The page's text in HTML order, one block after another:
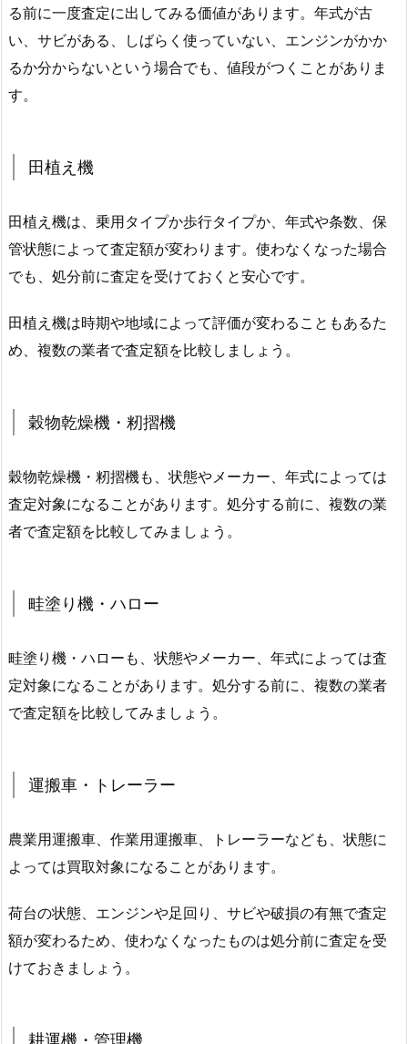
る前に一度査定に出してみる価値があります。年式が古
い、サビがある、しばらく使っていない、エンジンがかか
るか分からないという場合でも、値段がつくことがありま
す。
田植え機
田植え機は、乗用タイプか歩行タイプか、年式や条数、保
管状態によって査定額が変わります。使わなくなった場合
でも、処分前に査定を受けておくと安心です。
田植え機は時期や地域によって評価が変わることもあるた
め、複数の業者で査定額を比較しましょう。
穀物乾燥機・籾摺機
穀物乾燥機・籾摺機も、状態やメーカー、年式によっては
査定対象になることがあります。処分する前に、複数の業
者で査定額を比較してみましょう。
畦塗り機・ハロー
畦塗り機・ハローも、状態やメーカー、年式によっては査
定対象になることがあります。処分する前に、複数の業者
で査定額を比較してみましょう。
運搬車・トレーラー
農業用運搬車、作業用運搬車、トレーラーなども、状態に
よっては買取対象になることがあります。
荷台の状態、エンジンや足回り、サビや破損の有無で査定
額が変わるため、使わなくなったものは処分前に査定を受
けておきましょう。
耕運機・管理機